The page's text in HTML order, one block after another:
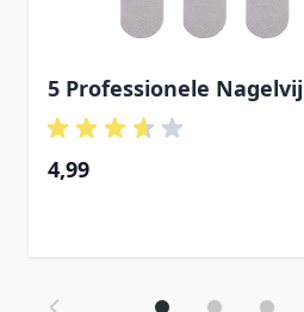
5 Professionele
4,99